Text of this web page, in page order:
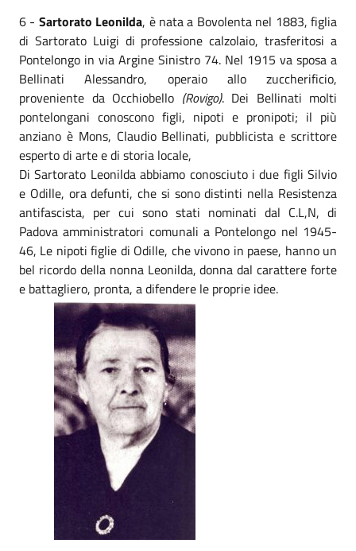
6 - Sartorato Leonilda, è nata a Bovolenta nel 1883, figlia
di Sartorato Luigi di professione calzolaio, trasferitosi a
Pontelongo in via Argine Sinistro 74. Nel 1915 va sposa a
Bellinati Alessandro, operaio allo zuccherificio,
proveniente da Occhiobello (Rovigo). Dei Bellinati molti
pontelongani conoscono figli, nipoti e pronipoti; il più
anziano è Mons, Claudio Bellinati, pubblicista e scrittore
esperto di arte e di storia locale,
Di Sartorato Leonilda abbiamo conosciuto i due figli Silvio
e Odille, ora defunti, che si sono distinti nella Resistenza
antifascista, per cui sono stati nominati dal C.L,N, di
Padova amministratori comunali a Pontelongo nel 1945-
46, Le nipoti figlie di Odille, che vivono in paese, hanno un
bel ricordo della nonna Leonilda, donna dal carattere forte
e battagliero, pronta, a difendere le proprie idee.